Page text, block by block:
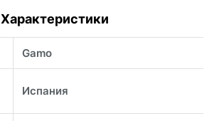
Характеристики
Gamo
Испания